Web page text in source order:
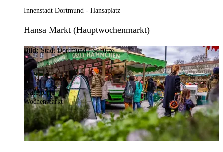
Innenstadt Dortmund - Hansaplatz
Hansa Markt (Hauptwochenmarkt)
Bild:Stadt Dortmund / Schütze
Kategorie
Wochenmarkt